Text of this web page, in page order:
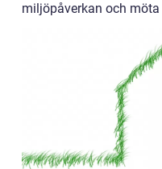
miljöpåverkan och